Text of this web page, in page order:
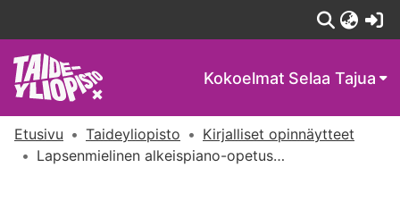
Kokoelmat Selaa Tajua
Etusivu Taideyliopisto
Kirjalliset opinnäytteet
Lapsenmielinen alkeispiano-opetus : kolmen pianopedagogin mietteitä sekä käytännön harjoituksia